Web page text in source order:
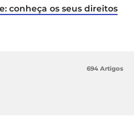
conheça os seus direitos
694 Artigos